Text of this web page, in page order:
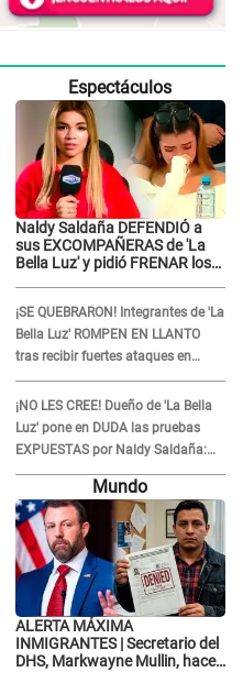
Espectáculos
Naldy Saldaña DEFENDIÓ a
sus EXCOMPAÑERAS de 'La
Bella Luz' y pidió FRENAR los
¡SE QUEBRARON! Integrantes de 'La
Bella Luz' ROMPEN EN LLANTO
tras recibir fuertes ataques en
redes por DENUNCIA de acoso
contra Naldy Saldaña
¡NO LES CREE! Dueño de 'La Bella
Luz' pone en DUDA las pruebas
EXPUESTAS por Naldy Saldaña:
“Quizá se han editado...”
Mundo
ALERTA MÁXIMA
INMIGRANTES | Secretario del
DHS, Markwayne Mullin, hace